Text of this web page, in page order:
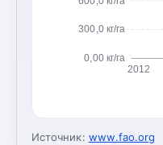
0,00 кг/га
300,0 кг/га
2012
Источник: www.fao.org